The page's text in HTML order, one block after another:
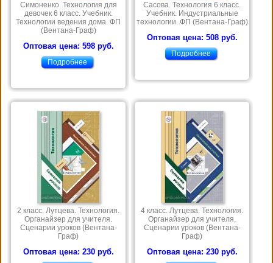
Симоненко. Технология для
девочек 6 класс. Учебник.
Технологии ведения дома. ФП
(Вентана-Граф)
Оптовая цена: 598 руб.
Подробнее
Сасова. Технология 6 класс.
Учебник. Индустриальные
технологии. ФП (Вентана-Граф)
Оптовая цена: 508 руб.
Подробнее
2 класс. Лутцева. Технология.
Органайзер для учителя.
Сценарии уроков (Вентана-
Граф)
Оптовая цена: 230 руб.
4 класс. Лутцева. Технология.
Органайзер для учителя.
Сценарии уроков (Вентана-
Граф)
Оптовая цена: 230 руб.